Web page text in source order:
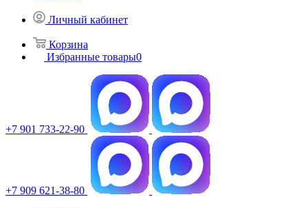
Личный кабинет
Корзина
Избранные товары0
+7 901 733-22-90
+7 909 621-38-80